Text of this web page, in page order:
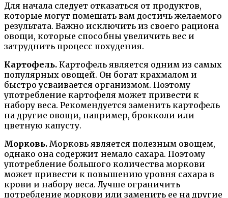
Для начала следует отказаться от продуктов,
которые могут помешать вам достичь желаемого
результата. Важно исключить из своего рациона
овощи, которые способны увеличить вес и
затруднить процесс похудения.
Картофель. Картофель является одним из самых
популярных овощей. Он богат крахмалом и
быстро усваивается организмом. Поэтому
употребление картофеля может привести к
набору веса. Рекомендуется заменить картофель
на другие овощи, например, брокколи или
цветную капусту.
Морковь. Морковь является полезным овощем,
однако она содержит немало сахара. Поэтому
употребление большого количества моркови
может привести к повышению уровня сахара в
крови и набору веса. Лучше ограничить
потребление моркови или заменить ее на другие